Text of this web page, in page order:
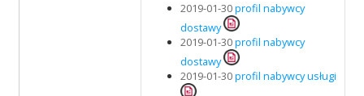
2019-01-30profil nabywcy
dostawy
2019-01-30profil nabywcy
dostawy
2019-01-30profil nabywcy usługi